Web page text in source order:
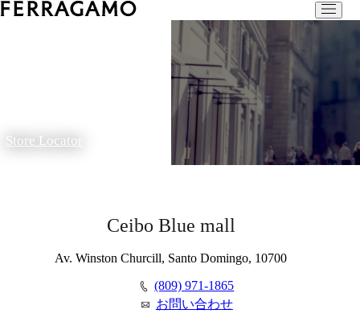
Store Locator
Ceibo Blue mall
Av. Winston Churcill, Santo Domingo, 10700
(809) 971-1865
お問い合わせ